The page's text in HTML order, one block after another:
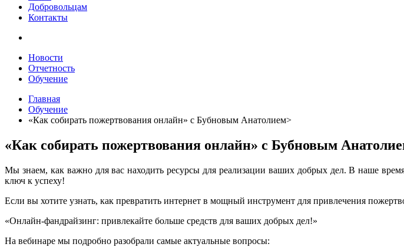
Добровольцам
Контакты
Новости
Отчетность
Обучение
Главная
Обучение
«Как собирать пожертвования онлайн» с Бубновым Анатолием>
«Как собирать пожертвования онлайн» с Бубновым
Мы знаем, как важно для вас находить ресурсы для реализации ваших добрых дел. В наше
ключ к успеху!
Если вы хотите узнать, как превратить интернет в мощный инструмент для привлечения
«Онлайн-фандрайзинг: привлекайте больше средств для ваших добрых дел!»
На вебинаре мы подробно разобрали самые актуальные вопросы: